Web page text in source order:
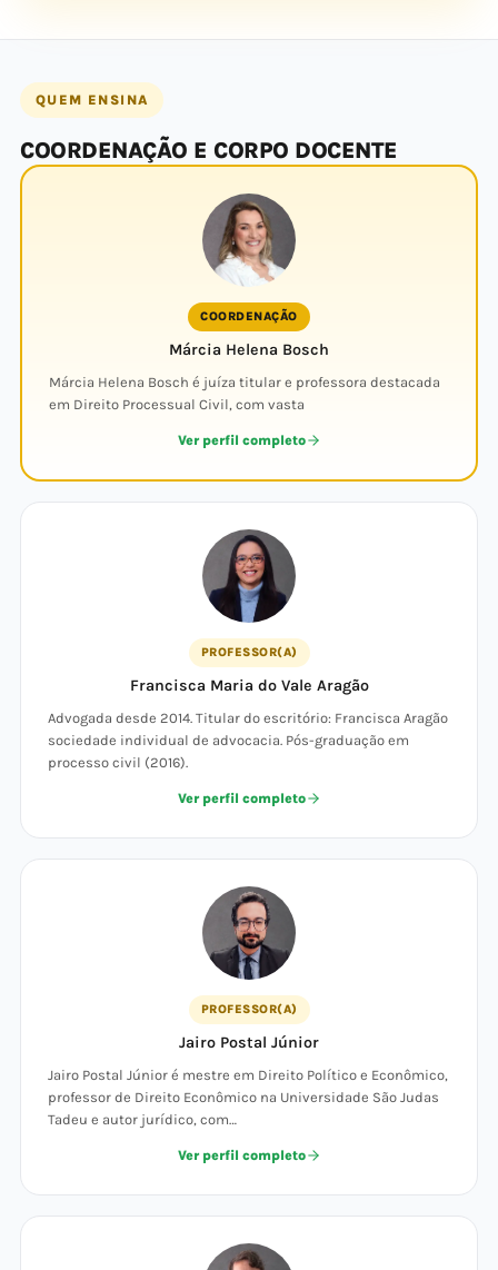
QUEM ENSINA
COORDENAÇÃO E CORPO DOCENTE
COORDENAÇÃO
Márcia Helena Bosch
Márcia Helena Bosch é juíza titular e professora destacada
em Direito Processual Civil, com vasta
Ver perfil completo
PROFESSOR(A)
Francisca Maria do Vale Aragão
Advogada desde 2014. Titular do escritório: Francisca Aragão
sociedade individual de advocacia. Pós-graduação em
processo civil (2016).
Ver perfil completo
PROFESSOR(A)
Jairo Postal Júnior
Jairo Postal Júnior é mestre em Direito Político e Econômico,
professor de Direito Econômico na Universidade São Judas
Tadeu e autor jurídico, com…
Ver perfil completo